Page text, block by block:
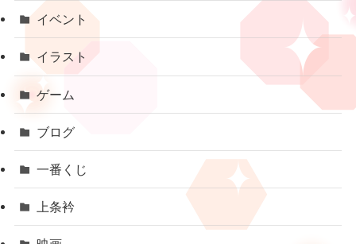
イベント
イラスト
ゲーム
ブログ
一番くじ
上条衿